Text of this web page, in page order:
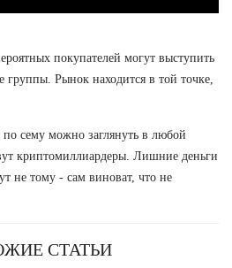
покупателей могут выступить
Рынок находится в той точке,
по сему можно заглянуть в любой
криптомиллиардеры. Лишние деньги
не тому - сам виноват, что не
СТАТЬИ